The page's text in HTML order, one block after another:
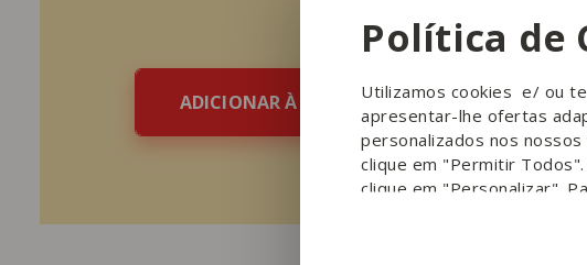
Política de
Utilizamos cookies e/ ou
apresentar-lhe ofertas
personalizados nos
clique em "Permitir
clique em "Personalizar".
ADICIONAR À LISTA DE COMPRAS